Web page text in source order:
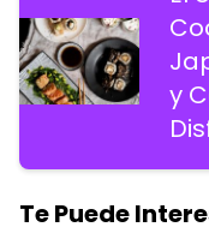
y
Te Puede